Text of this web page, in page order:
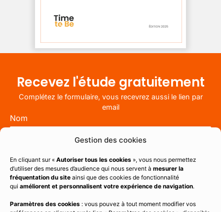
Gestion des cookies
En cliquant sur « Autoriser tous les cookies », vous nous permettez
d’utiliser des mesures d’audience qui nous servent à mesurer la
fréquentation du site ainsi que des cookies de fonctionnalité
qui améliorent et personnalisent votre expérience de navigation.
Paramètres des cookies : vous pouvez à tout moment modifier vos
Recevez l'étude gratuitement
Complétez le formulaire, vous recevrez aussi le lien par
email
Nom
Prénom
E-mail